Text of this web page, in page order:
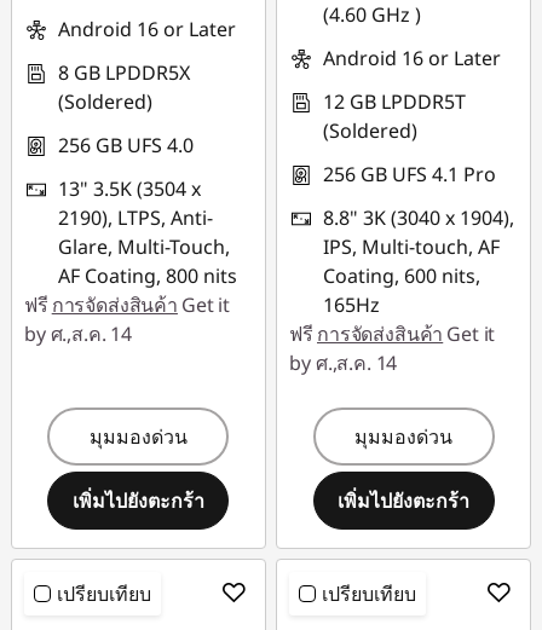
Android 16 or Later
8 GB LPDDR5X
(Soldered)
256 GB UFS 4.0
13" 3.5K (3504 x
2190), LTPS, Anti-
Glare, Multi-Touch,
AF Coating, 800 nits
ฟรี การจัดส่งสินค้า Get it
by ศ.,ส.ค. 14
มุมมองด่วน
เพิ่มไปยังตะกร้า
(4.60 GHz )
Android 16 or Later
12 GB LPDDR5T
(Soldered)
256 GB UFS 4.1 Pro
8.8" 3K (3040 x 1904),
IPS, Multi-touch, AF
Coating, 600 nits,
165Hz
ฟรี การจัดส่งสินค้า Get it
by ศ.,ส.ค. 14
มุมมองด่วน
เพิ่มไปยังตะกร้า
เปรียบเทียบ เปรียบเทียบ